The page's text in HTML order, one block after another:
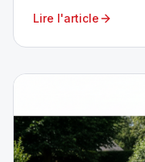
Lire l'article